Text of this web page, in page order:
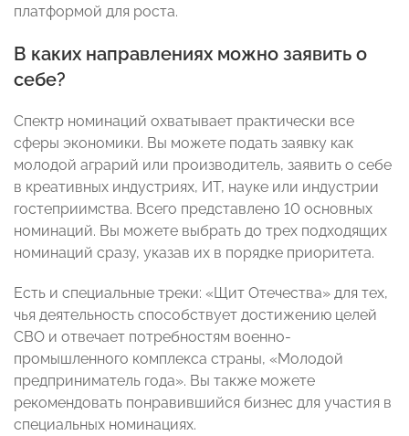
платформой для роста.
В каких направлениях можно заявить о
себе?
Спектр номинаций охватывает практически все
сферы экономики. Вы можете подать заявку как
молодой аграрий или производитель, заявить о себе
в креативных индустриях, ИТ, науке или индустрии
гостеприимства. Всего представлено 10 основных
номинаций. Вы можете выбрать до трех подходящих
номинаций сразу, указав их в порядке приоритета.
Есть и специальные треки: «Щит Отечества» для тех,
чья деятельность способствует достижению целей
СВО и отвечает потребностям военно-
промышленного комплекса страны, «Молодой
предприниматель года». Вы также можете
рекомендовать понравившийся бизнес для участия в
специальных номинациях.